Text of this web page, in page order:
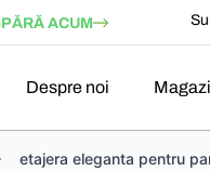
ACUM
Despre noi
etajera eleganta pentru